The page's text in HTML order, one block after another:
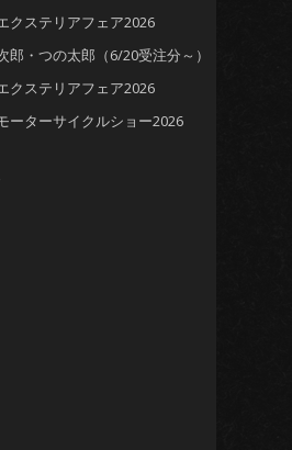
クステリアフェア2026
郎・つの太郎（6/20受注分～）
クステリアフェア2026
ーターサイクルショー2026